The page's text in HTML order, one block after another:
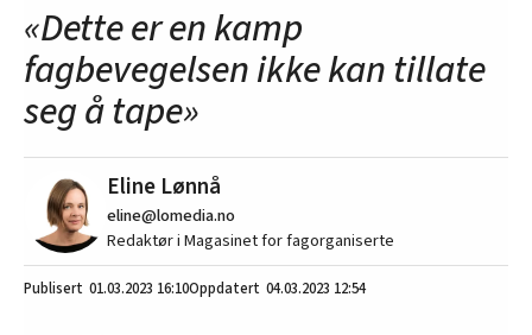
«Dette er en kamp
fagbevegelsen ikke kan tillate
seg å tape»
Eline Lønnå
eline@lomedia.no
Redaktør i Magasinet for fagorganiserte
01.03.2023 16:10 04.03.2023 12:54